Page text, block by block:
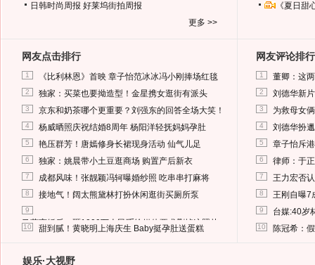
日韩时尚周报 好莱坞街拍周报
更多 >>
《夏日
网友点击排行
1 《比利林恩》首映 章子怡范冰冰冯小刚捧场红毯
2 独家：买菜也要拗造型！金星携女逛街有派头
3 京东和奶茶哪个更重要？刘强东的回答全场大笑！
4 杨威晒照庆祝结婚8周年 杨阳洋轻抚妈妈孕肚
5 艳压群芳！唐嫣修身长裙现身活动 仙气儿足
6 独家：姚晨带小土豆逛商场 购置产后新衣
7 成都风味！张靓颖冯轲曝婚纱照 吃串串打麻将
8 接地气！阔太熊黛林打扮休闲逛街买厕所泵
9
马蓉离婚后，砸1000万人民币给媒体要求删掉这照片
10 甜到腻！黄晓明上海庆生 Baby挺孕肚送蛋糕
网友评论排行
1 董卿：这
2 刘德华新
3 为救母女
4 刘德华扮
5 章子怡斥
6 律师：于
7 王力宏否
8 王刚自曝7
9 台媒:40岁
10 陈冠希：
娱乐·大视野